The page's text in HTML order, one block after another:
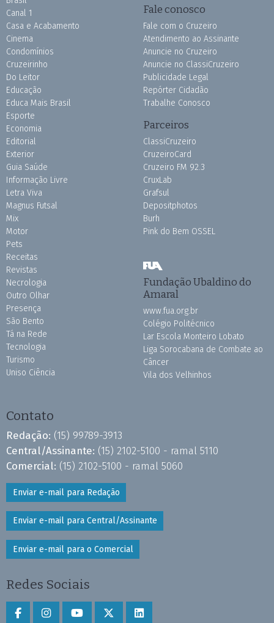
Canal 1
Casa e Acabamento
Cinema
Condomínios
Cruzeirinho
Do Leitor
Educação
Educa Mais Brasil
Esporte
Economia
Editorial
Exterior
Guia Saúde
Informação Livre
Letra Viva
Magnus Futsal
Mix
Motor
Pets
Receitas
Revistas
Necrologia
Outro Olhar
Presença
São Bento
Tá na Rede
Tecnologia
Turismo
Uniso Ciência
Fale conosco
Fale com o Cruzeiro
Atendimento ao Assinante
Anuncie no Cruzeiro
Anuncie no ClassiCruzeiro
Publicidade Legal
Repórter Cidadão
Trabalhe Conosco
Parceiros
ClassiCruzeiro
CruzeiroCard
Cruzeiro FM 92.3
CruxLab
Grafsul
Depositphotos
Burh
Pink do Bem OSSEL
Fundação Ubaldino do
Amaral
www.fua.org.br
Colégio Politécnico
Lar Escola Monteiro Lobato
Liga Sorocabana de Combate ao
Câncer
Vila dos Velhinhos
Contato
Redação: (15) 99789-3913
Central/Assinante: (15) 2102-5100 - ramal 5110
Comercial: (15) 2102-5100 - ramal 5060
Enviar e-mail para Redação
Enviar e-mail para Central/Assinante
Enviar e-mail para o Comercial
Redes Sociais